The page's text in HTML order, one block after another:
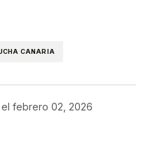
CANARIA
febrero 02, 2026